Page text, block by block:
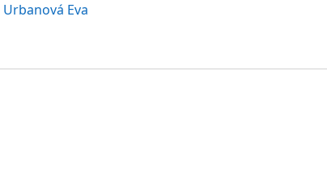
Urbanová Eva